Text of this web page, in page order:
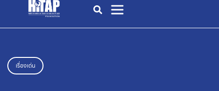
เรื่องเด่น